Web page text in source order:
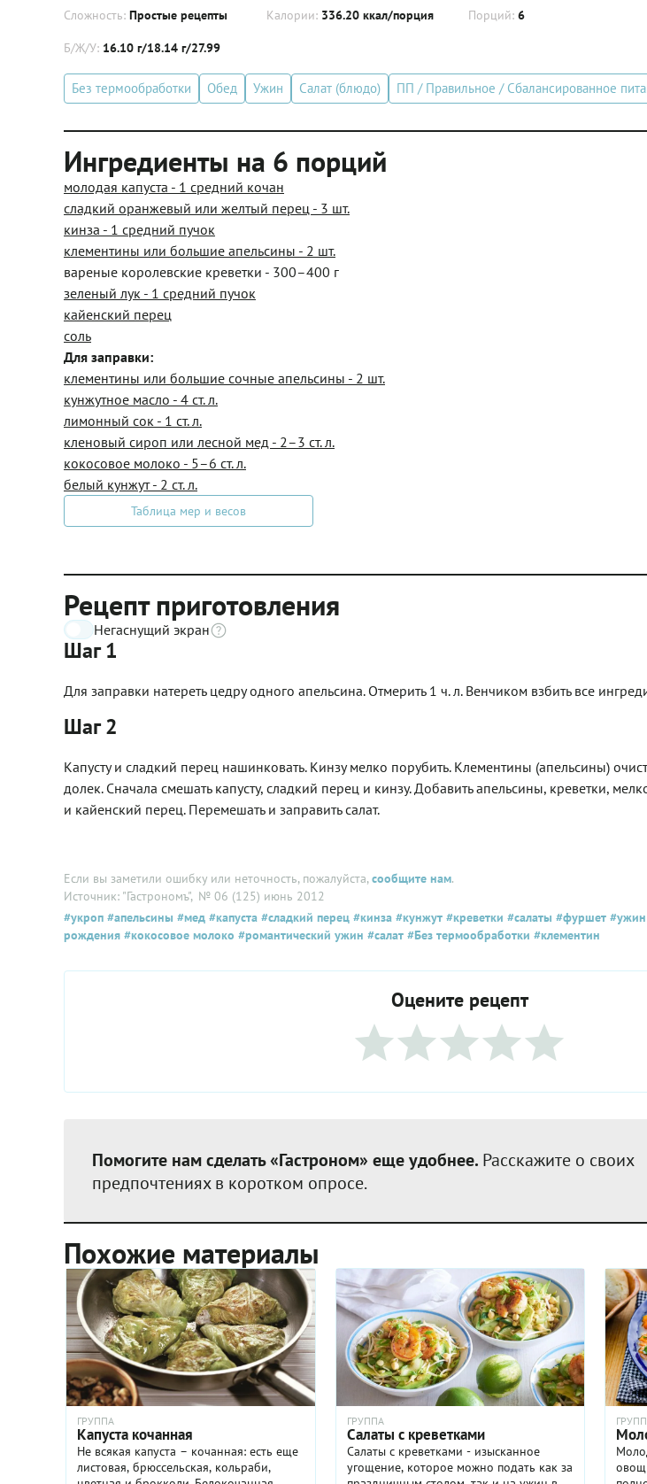
Сложность: Простые рецепты Калории: 336.20 ккал/порция Порций: 6
Б/Ж/У: 16.10 г/18.14 г/27.99
Без термообработки Обед Ужин Салат (блюдо) ПП / Правильное / Сбалансированное
Ингредиенты на 6 порций
молодая капуста - 1 средний кочан
сладкий оранжевый или желтый перец - 3 шт.
кинза - 1 средний пучок
клементины или большие апельсины - 2 шт.
вареные королевские креветки - 300–400 г
зеленый лук - 1 средний пучок
кайенский перец
соль
Для заправки:
клементины или большие сочные апельсины - 2 шт.
кунжутное масло - 4 ст. л.
лимонный сок - 1 ст. л.
кленовый сироп или лесной мед - 2–3 ст. л.
кокосовое молоко - 5–6 ст. л.
белый кунжут - 2 ст. л.
Таблица мер и весов
Рецепт приготовления
Негаснущий экран
Шаг 1
Для заправки натереть цедру одного апельсина. Отмерить 1 ч. л. Венчиком взбить все
Шаг 2
Капусту и сладкий перец нашинковать. Кинзу мелко порубить. Клементины (апельсины)
долек. Сначала смешать капусту, сладкий перец и кинзу. Добавить апельсины, креветки,
и кайенский перец. Перемешать и заправить салат.
Если вы заметили ошибку или неточность, пожалуйста,сообщите нам.
Источник: "Гастрономъ", № 06 (125) июнь 2012
#укроп #апельсины #мед #капуста #сладкий перец #кинза #кунжут #креветки #салаты #фуршет #ужин
рождения #кокосовое молоко #романтический ужин #салат #Без термообработки #клементин
Оцените рецепт
Помогите нам сделать «Гастроном» еще удобнее. Расскажите о своих
предпочтениях в коротком опросе.
Похожие материалы
ГРУППА
Капуста кочанная
Не всякая капуста – кочанная: есть еще
листовая, брюссельская, кольраби,
ГРУППА
Салаты с креветками
Салаты с креветками - изысканное
угощение, которое можно подать как за